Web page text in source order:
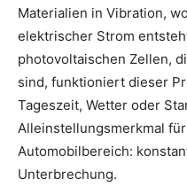
Materialien in Vibration,
elektrischer Strom
photovoltaischen Zellen,
sind, funktioniert dieser
Tageszeit, Wetter oder
Alleinstellungsmerkmal
Automobilbereich:
Unterbrechung.